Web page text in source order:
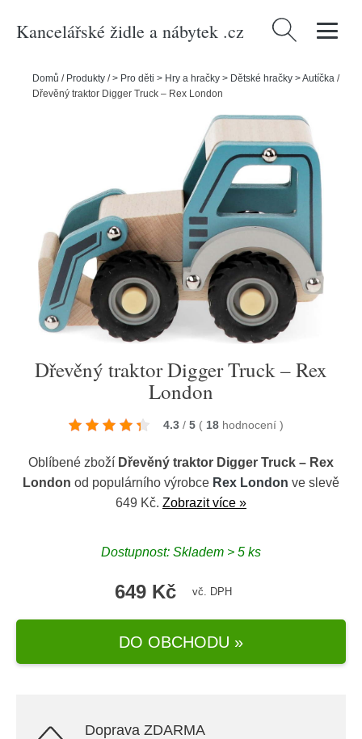
Kancelářské židle a nábytek .cz Vyhledávání
Domů / Produkty /> Pro děti > Hry a hračky > Dětské hračky > Autíčka /
Dřevěný traktor Digger Truck – Rex London
Dřevěný traktor Digger Truck – Rex
London
4.3 / 5 ( 18 hodnocení )
Oblíbené zboží Dřevěný traktor Digger Truck – Rex
London od populárního výrobce Rex London ve slevě
649 Kč. Zobrazit více »
Dostupnost: Skladem > 5 ks
649 Kč vč. DPH
DO OBCHODU »
Doprava ZDARMA